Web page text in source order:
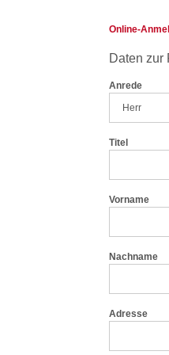
Online-
Daten zur
Anrede
Titel
Vorname
Nachname
Adresse